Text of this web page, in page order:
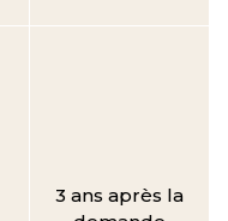
3 ans après la